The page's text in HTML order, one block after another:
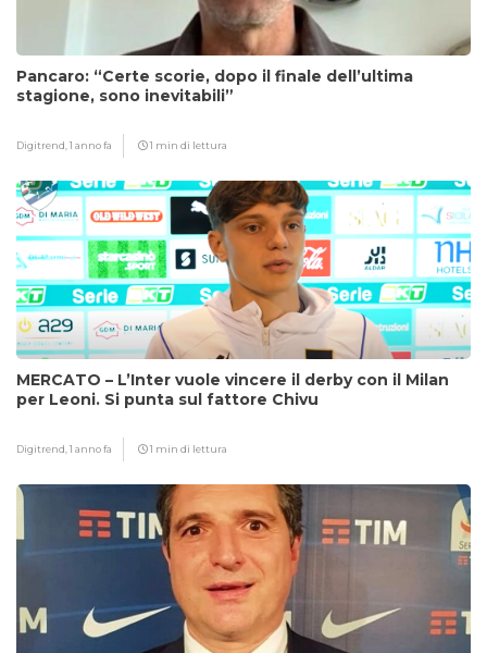
Pancaro: “Certe scorie, dopo il finale dell’ultima
stagione, sono inevitabili”
Digitrend,1 anno fa 1 min di lettura
MERCATO – L’Inter vuole vincere il derby con il Milan
per Leoni. Si punta sul fattore Chivu
Digitrend,1 anno fa 1 min di lettura